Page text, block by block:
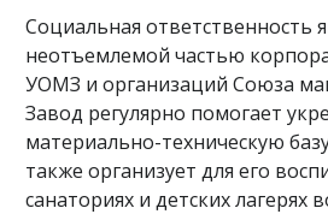
Социальная ответственность
неотъемлемой частью
УОМЗ и организаций Союза
Завод регулярно помогает
материально-техническую
также организует для его
санаториях и детских лагерях